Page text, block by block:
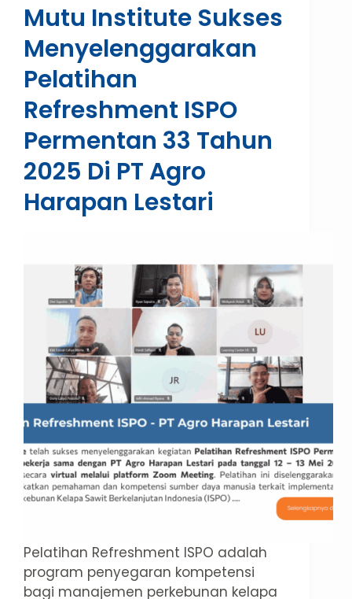
Mutu Institute Sukses
Menyelenggarakan
Pelatihan
Refreshment ISPO
Permentan 33 Tahun
2025 Di PT Agro
Harapan Lestari
Pelatihan Refreshment ISPO adalah
program penyegaran kompetensi
bagi manajemen perkebunan kelapa